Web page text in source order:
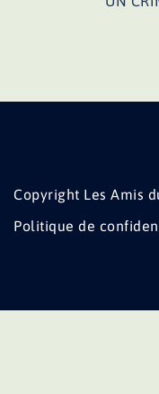
Copyright Les Amis
Politique de